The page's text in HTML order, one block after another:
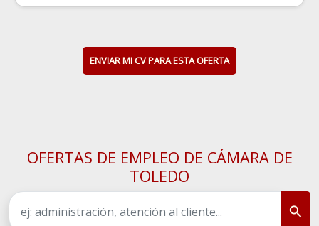
ENVIAR MI CV PARA ESTA OFERTA
OFERTAS DE EMPLEO DE CÁMARA DE
TOLEDO